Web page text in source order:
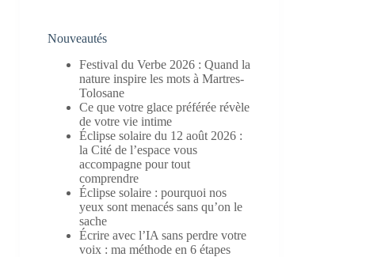
Nouveautés
Festival du Verbe 2026 : Quand la
nature inspire les mots à Martres-
Tolosane
Ce que votre glace préférée révèle
de votre vie intime
Éclipse solaire du 12 août 2026 :
la Cité de l’espace vous
accompagne pour tout
comprendre
Éclipse solaire : pourquoi nos
yeux sont menacés sans qu’on le
sache
Écrire avec l’IA sans perdre votre
voix : ma méthode en 6 étapes